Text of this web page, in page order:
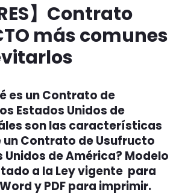
】Contrato
más comunes
es un Contrato de
Estados Unidos de
son las características
un Contrato de Usufructo
Unidos de América? Modelo
a la Ley vigente para
y PDF para imprimir.